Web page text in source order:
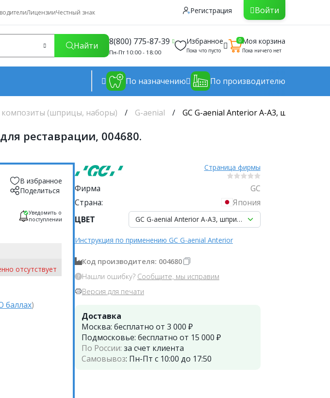
ЛицензииЧестный знак Регистрация Войти
Найти 8(800) 775-87-39
Пн-Пт 10:00 - 18:00
Избранное
Пока что пусто
0Моя корзина
Пока ничего нет
По назначению По производителю
(шприцы, наборы) G-aenial GC G-aenial Anterior A-A3, шприц
реставрации, 004680.
В избранное
Поделиться
Уведомить о
поступлении
отсутствует
баллах)
Страница фирмы
Фирма
GC
Страна:
Япония
ЦВЕТ
GC G-aenial Anterior A-A3, шприц (4.7гр), композит для
Инструкция по применению GC G-aenial Anterior
Код производителя: 004680
Нашли ошибку? Сообщите, мы исправим
Версия для печати
Доставка
Москва: бесплатно от 3 000 ₽
Подмосковье: бесплатно от 15 000 ₽
По России: за счет клиента
Самовывоз: Пн-Пт с 10:00 до 17:50